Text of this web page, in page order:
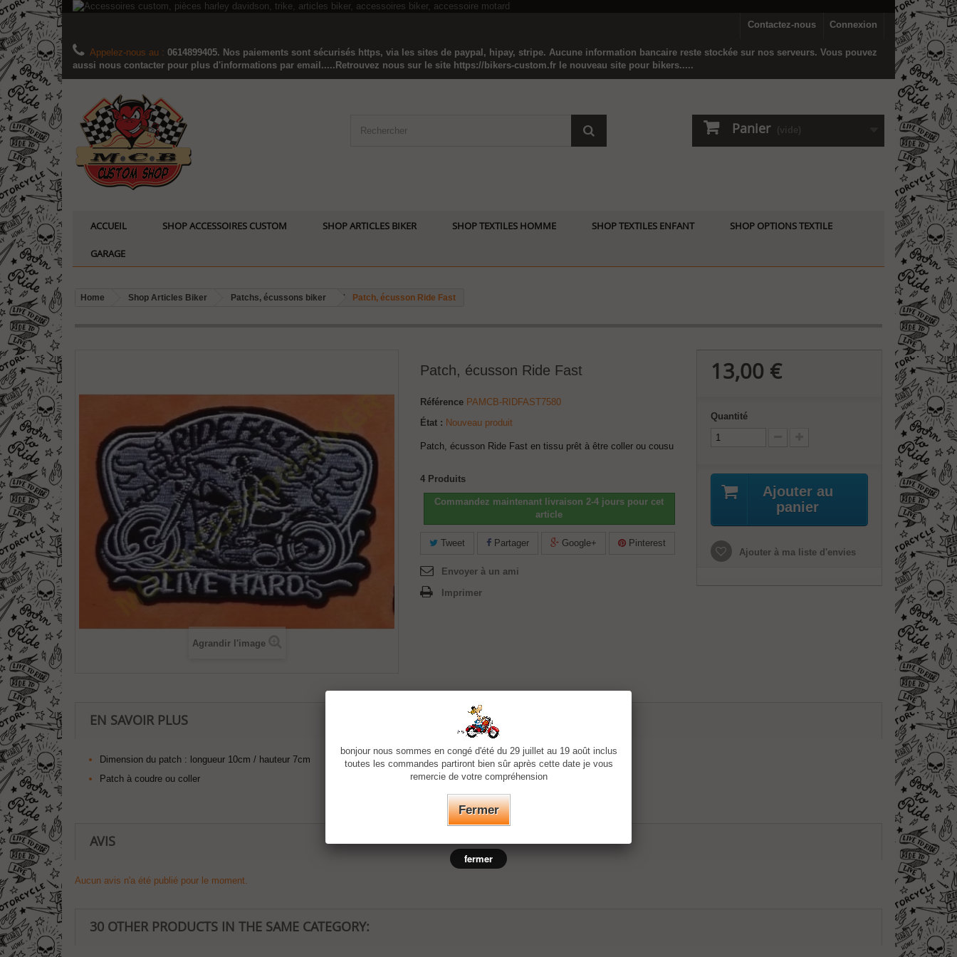
Connexion
Contactez-nous
Appelez-nous au : 0614899405. Nos paiements sont sécurisés https, via les sites de paypal, hipay, stripe. Aucune information bancaire reste stockée sur nos serveurs. Vous pouvez
aussi nous contacter pour plus d'informations par email.....Retrouvez nous sur le site https://bikers-custom.fr le nouveau site pour bikers.....
Panier (vide)
ACCUEIL SHOP ACCESSOIRES CUSTOM SHOP ARTICLES BIKER SHOP TEXTILES HOMME SHOP TEXTILES ENFANT SHOP OPTIONS TEXTILE
GARAGE
Home Shop Articles Biker Patchs, écussons biker Patch, écusson Ride Fast
Agrandir l'image
Patch, écusson Ride Fast
Référence PAMCB-RIDFAST7580
État : Nouveau produit
Patch, écusson Ride Fast en tissu prêt à être coller ou cousu
4 Produits
Commandez maintenant livraison 2-4 jours pour cet
article
Tweet Partager Google+ Pinterest
Envoyer à un ami
Imprimer
13,00 €
Quantité
Ajouter au
panier
Ajouter à ma liste d'envies
EN SAVOIR PLUS
Dimension du patch : longueur 10cm / hauteur 7cm
Patch à coudre ou coller
AVIS
Aucun avis n'a été publié pour le moment.
30 OTHER PRODUCTS IN THE SAME CATEGORY:
bonjour nous sommes en congé d'été du 29 juillet au 19 août inclus
toutes les commandes partiront bien sûr après cette date je vous
remercie de votre compréhension
Fermer
fermer